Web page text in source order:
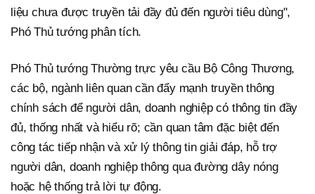
liệu chưa được truyền tải đầy đủ đến người tiêu dùng",
Phó Thủ tướng phân tích.
Phó Thủ tướng Thường trực yêu cầu Bộ Công Thương,
các bộ, ngành liên quan cần đẩy mạnh truyền thông
chính sách để người dân, doanh nghiệp có thông tin đầy
đủ, thống nhất và hiểu rõ; cần quan tâm đặc biệt đến
công tác tiếp nhận và xử lý thông tin giải đáp, hỗ trợ
người dân, doanh nghiệp thông qua đường dây nóng
hoặc hệ thống trả lời tự động.